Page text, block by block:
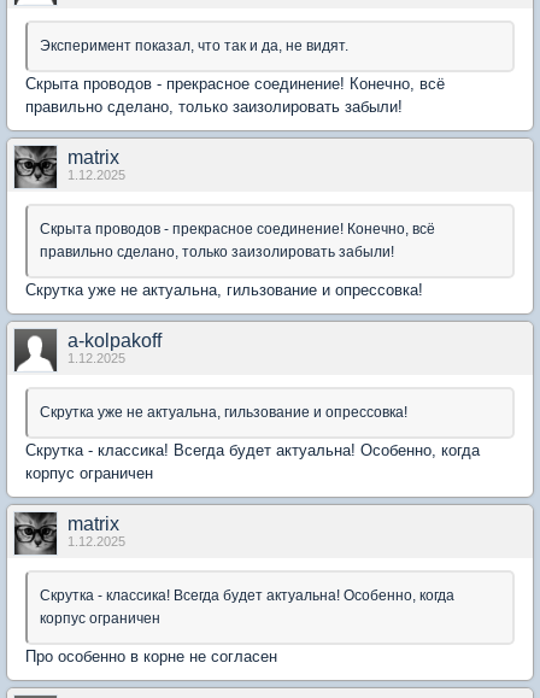
Эксперимент показал, что так и да, не видят.
Скрыта проводов - прекрасное соединение! Конечно, всё
правильно сделано, только заизолировать забыли!
matrix
1.12.2025
Скрыта проводов - прекрасное соединение! Конечно, всё
правильно сделано, только заизолировать забыли!
Скрутка уже не актуальна, гильзование и опрессовка!
a-kolpakoff
1.12.2025
Скрутка уже не актуальна, гильзование и опрессовка!
Скрутка - классика! Всегда будет актуальна! Особенно, когда
корпус ограничен
matrix
1.12.2025
Скрутка - классика! Всегда будет актуальна! Особенно, когда
корпус ограничен
Про особенно в корне не согласен